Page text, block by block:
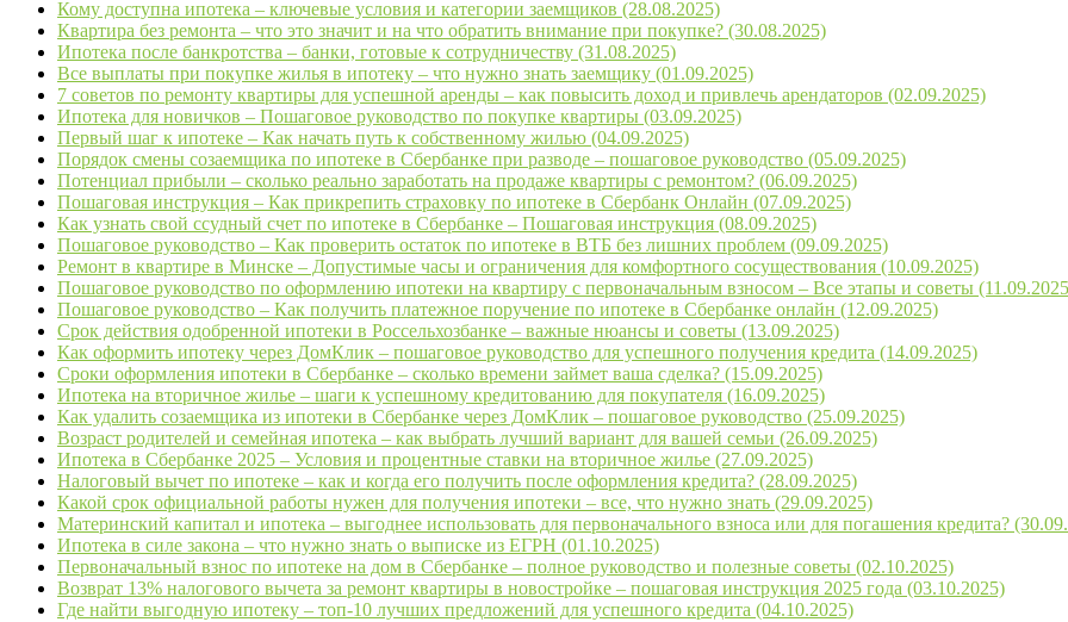
Кому доступна ипотека – ключевые условия и категории заемщиков (28.08.2025)
Квартира без ремонта – что это значит и на что обратить внимание при покупке? (30.08.2025)
Ипотека после банкротства – банки, готовые к сотрудничеству (31.08.2025)
Все выплаты при покупке жилья в ипотеку – что нужно знать заемщику (01.09.2025)
7 советов по ремонту квартиры для успешной аренды – как повысить доход и привлечь арендаторов (02.09.2025)
Ипотека для новичков – Пошаговое руководство по покупке квартиры (03.09.2025)
Первый шаг к ипотеке – Как начать путь к собственному жилью (04.09.2025)
Порядок смены созаемщика по ипотеке в Сбербанке при разводе – пошаговое руководство (05.09.2025)
Потенциал прибыли – сколько реально заработать на продаже квартиры с ремонтом? (06.09.2025)
Пошаговая инструкция – Как прикрепить страховку по ипотеке в Сбербанк Онлайн (07.09.2025)
Как узнать свой ссудный счет по ипотеке в Сбербанке – Пошаговая инструкция (08.09.2025)
Пошаговое руководство – Как проверить остаток по ипотеке в ВТБ без лишних проблем (09.09.2025)
Ремонт в квартире в Минске – Допустимые часы и ограничения для комфортного сосуществования (10.09.2025)
Пошаговое руководство по оформлению ипотеки на квартиру с первоначальным взносом – Все этапы и советы
Пошаговое руководство – Как получить платежное поручение по ипотеке в Сбербанке онлайн (12.09.2025)
Срок действия одобренной ипотеки в Россельхозбанке – важные нюансы и советы (13.09.2025)
Как оформить ипотеку через ДомКлик – пошаговое руководство для успешного получения кредита (14.09.2025)
Сроки оформления ипотеки в Сбербанке – сколько времени займет ваша сделка? (15.09.2025)
Ипотека на вторичное жилье – шаги к успешному кредитованию для покупателя (16.09.2025)
Как удалить созаемщика из ипотеки в Сбербанке через ДомКлик – пошаговое руководство (25.09.2025)
Возраст родителей и семейная ипотека – как выбрать лучший вариант для вашей семьи (26.09.2025)
Ипотека в Сбербанке 2025 – Условия и процентные ставки на вторичное жилье (27.09.2025)
Налоговый вычет по ипотеке – как и когда его получить после оформления кредита? (28.09.2025)
Какой срок официальной работы нужен для получения ипотеки – все, что нужно знать (29.09.2025)
Материнский капитал и ипотека – выгоднее использовать для первоначального взноса или для погашения кредита?
Ипотека в силе закона – что нужно знать о выписке из ЕГРН (01.10.2025)
Первоначальный взнос по ипотеке на дом в Сбербанке – полное руководство и полезные советы (02.10.2025)
Возврат 13% налогового вычета за ремонт квартиры в новостройке – пошаговая инструкция 2025 года (03.10.2025)
Где найти выгодную ипотеку – топ-10 лучших предложений для успешного кредита (04.10.2025)